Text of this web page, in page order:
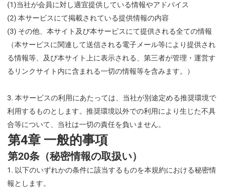
(1)当社が会員に対し適宜提供している情報やアドバイス
(2) 本サービスにて掲載されている提供情報の内容
(3) その他、本サイト及び本サービスにて提供される全ての情報
（本サービスに関連して送信される電子メール等により提供され
る情報等、及び本サイト上に表示される、第三者が管理・運営す
るリンクサイト内に含まれる一切の情報等を含みます。）
本サービスの利用にあたっては、当社が別途定める推奨環境で
利用するものとします。推奨環境以外での利用により生じた不具
合等について、当社は一切の責任を負いません。
第4章 一般的事項
第20条（秘密情報の取扱い）
以下のいずれかの条件に該当するものを本規約における秘密情
報とします。